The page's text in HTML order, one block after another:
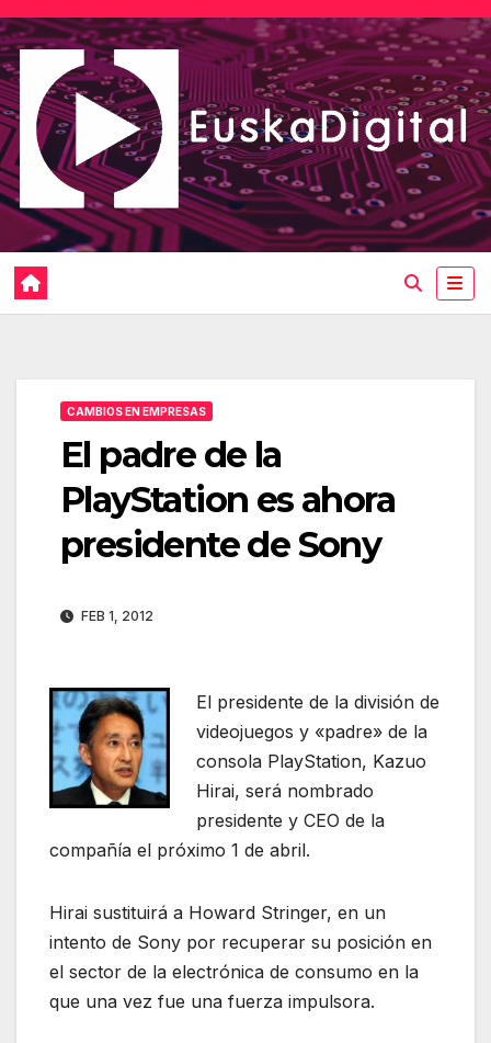
Saltar
al
contenido
CAMBIOS EN EMPRESAS
El padre de la
PlayStation es ahora
presidente de Sony
FEB 1, 2012
El presidente de la división de
videojuegos y «padre» de la
consola PlayStation, Kazuo
Hirai, será nombrado
presidente y CEO de la
compañía el próximo 1 de abril.
Hirai sustituirá a Howard Stringer, en un
intento de Sony por recuperar su posición en
el sector de la electrónica de consumo en la
que una vez fue una fuerza impulsora.